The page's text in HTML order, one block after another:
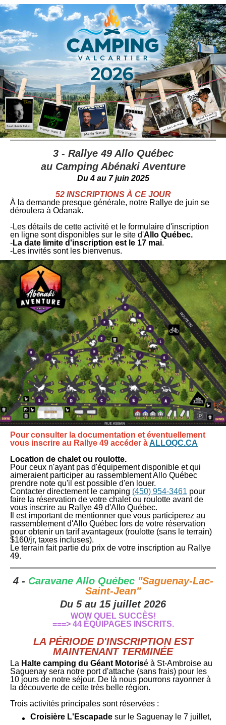
3 - Rallye 49 Allo Québec
au Camping Abénaki Aventure
Du 4 au 7 juin 2025
52 INSCRIPTIONS À CE JOUR
À la demande presque générale, notre Rallye de juin se
déroulera à Odanak.
-Les détails de cette activité et le formulaire d'inscription
en ligne sont disponibles sur le site d'Allo Québec.
-La date limite d'inscription est le 17 mai.
-Les invités sont les bienvenus.
Pour consulter la documentation et éventuellement
vous inscrire au Rallye 49 accéder à ALLOQC.CA
Location de chalet ou roulotte.
Pour ceux n'ayant pas d'équipement disponible et qui
aimeraient participer au rassemblement Allo Québec
prendre note qu'il est possible d'en louer.
Contacter directement le camping (450) 954-3461 pour
faire la réservation de votre chalet ou roulotte avant de
vous inscrire au Rallye 49 d'Allo Québec.
Il est important de mentionner que vous participerez au
rassemblement d'Allo Québec lors de votre réservation
pour obtenir un tarif avantageux (roulotte (sans le terrain)
$160/jr, taxes incluses).
Le terrain fait partie du prix de votre inscription au Rallye
49.
4 - Caravane Allo Québec"Saguenay-Lac-
Saint-Jean"
Du 5 au 15 juillet 2026
WOW QUEL SUCCÈS!
===> 44 ÉQUIPAGES INSCRITS.
LA PÉRIODE D'INSCRIPTION EST
MAINTENANT TERMINÉE
La Halte camping du Géant Motorisé à St-Ambroise au
Saguenay sera notre port d'attache (sans frais) pour les
10 jours de notre séjour. De là nous pourrons rayonner à
la découverte de cette très belle région.
Trois activités principales sont réservées :
Croisière L'Escapade sur le Saguenay le 7 juillet,